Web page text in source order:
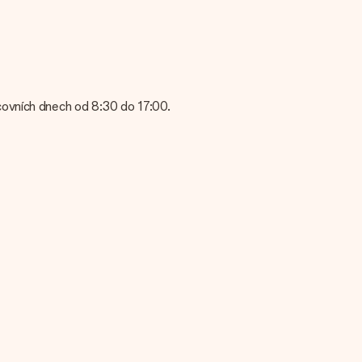
kvalitou snímku, kontaktujte náš zákaznický servis a přiložte
prosím náš zákaznický servis. Jsou rádi, že vám
zprávu, takže příjemce bude přesně vědět, komu za toto
že váš dar je připraven být doručen nebo že může být
dnech od 8:30 do 17:00.